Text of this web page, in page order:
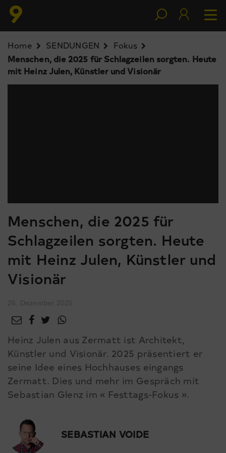
Home SENDUNGEN
Fokus
Menschen, die 2025 für Schlagzeilen sorgten. Heute
mit Heinz Julen, Künstler und Visionär
Menschen, die 2025 für
Schlagzeilen sorgten. Heute
mit Heinz Julen, Künstler und
Visionär
Heinz Julen aus Zermatt ist Architekt,
Künstler und Visionär. 2025 präsentiert er
seine Idee eines Hochhauses eingangs
Zermatt. Dies und mehr im Gespräch mit
Sebastian Glenz im « Festtags-Fokus ».
SEBASTIAN VOIDE